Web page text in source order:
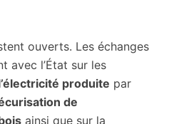
ouverts. Les échanges
avec l’État sur les
produite par
de
ainsi que sur la